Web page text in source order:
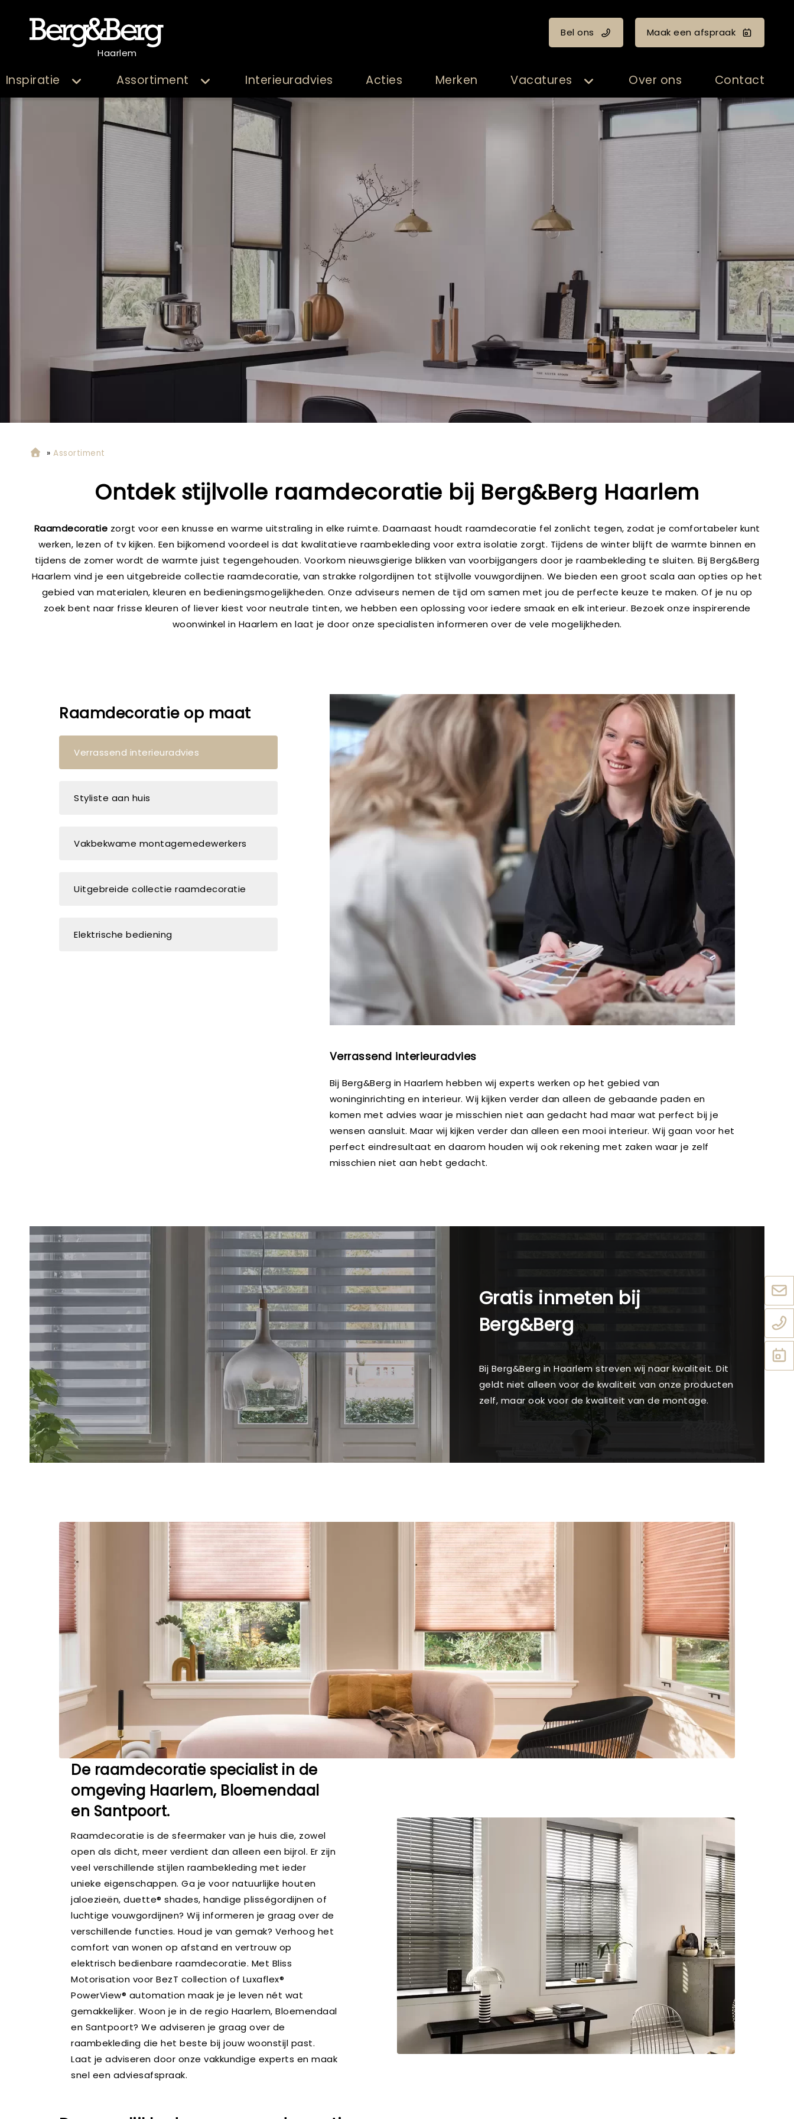
Haarlem
Bel ons Maak een afspraak
Inspiratie Assortiment Interieuradvies Acties Merken Vacatures Over ons Contact
»Assortiment
Ontdek stijlvolle raamdecoratie bij Berg&Berg Haarlem
Raamdecoratie zorgt voor een knusse en warme uitstraling in elke ruimte. Daarnaast houdt raamdecoratie fel zonlicht tegen, zodat je comfortabeler kunt
werken, lezen of tv kijken. Een bijkomend voordeel is dat kwalitatieve raambekleding voor extra isolatie zorgt. Tijdens de winter blijft de warmte binnen en
tijdens de zomer wordt de warmte juist tegengehouden. Voorkom nieuwsgierige blikken van voorbijgangers door je raambekleding te sluiten. Bij Berg&Berg
Haarlem vind je een uitgebreide collectie raamdecoratie, van strakke rolgordijnen tot stijlvolle vouwgordijnen. We bieden een groot scala aan opties op het
gebied van materialen, kleuren en bedieningsmogelijkheden. Onze adviseurs nemen de tijd om samen met jou de perfecte keuze te maken. Of je nu op
zoek bent naar frisse kleuren of liever kiest voor neutrale tinten, we hebben een oplossing voor iedere smaak en elk interieur. Bezoek onze inspirerende
woonwinkel in Haarlem en laat je door onze specialisten informeren over de vele mogelijkheden.
Raamdecoratie op maat
Verrassend interieuradvies
Bij Berg&Berg in Haarlem hebben wij experts werken op het gebied van
woninginrichting en interieur. Wij kijken verder dan alleen de gebaande paden en
komen met advies waar je misschien niet aan gedacht had maar wat perfect bij je
wensen aansluit. Maar wij kijken verder dan alleen een mooi interieur. Wij gaan voor het
perfect eindresultaat en daarom houden wij ook rekening met zaken waar je zelf
misschien niet aan hebt gedacht.
Verrassend interieuradvies
Styliste aan huis
Vakbekwame montagemedewerkers
Uitgebreide collectie raamdecoratie
Elektrische bediening
Gratis inmeten bij
Berg&Berg
Bij Berg&Berg in Haarlem streven wij naar kwaliteit. Dit
geldt niet alleen voor de kwaliteit van onze producten
zelf, maar ook voor de kwaliteit van de montage.
De raamdecoratie specialist in de
omgeving Haarlem, Bloemendaal
en Santpoort.
Raamdecoratie is de sfeermaker van je huis die, zowel
open als dicht, meer verdient dan alleen een bijrol. Er zijn
veel verschillende stijlen raambekleding met ieder
unieke eigenschappen. Ga je voor natuurlijke houten
jaloezieën, duette® shades, handige plisségordijnen of
luchtige vouwgordijnen? Wij informeren je graag over de
verschillende functies. Houd je van gemak? Verhoog het
comfort van wonen op afstand en vertrouw op
elektrisch bedienbare raamdecoratie. Met Bliss
Motorisation voor BezT collection of Luxaflex®
PowerView® automation maak je je leven nét wat
gemakkelijker. Woon je in de regio Haarlem, Bloemendaal
en Santpoort? We adviseren je graag over de
raambekleding die het beste bij jouw woonstijl past.
Laat je adviseren door onze vakkundige experts en maak
snel een adviesafspraak.